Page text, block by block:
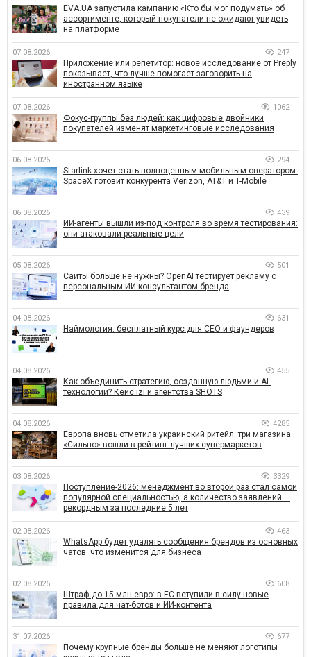
EVA.UA запустила кампанию «Кто бы мог подумать» об
ассортименте, который покупатели не ожидают увидеть
на платформе
07.08.2026 247
Приложение или репетитор: новое исследование от Preply
показывает, что лучше помогает заговорить на
иностранном языке
07.08.2026 1062
Фокус-группы без людей: как цифровые двойники
покупателей изменят маркетинговые исследования
06.08.2026 294
Starlink хочет стать полноценным мобильным оператором:
SpaceX готовит конкурента Verizon, AT&T и T-Mobile
06.08.2026 439
ИИ-агенты вышли из-под контроля во время тестирования:
они атаковали реальные цели
05.08.2026 501
Сайты больше не нужны? OpenAI тестирует рекламу с
персональным ИИ-консультантом бренда
04.08.2026 631
Наймология: бесплатный курс для CEO и фаундеров
04.08.2026 455
Как объединить стратегию, созданную людьми и AI-
технологии? Кейс izi и агентства SHOTS
04.08.2026 4285
Европа вновь отметила украинский ритейл: три магазина
«Сильпо» вошли в рейтинг лучших супермаркетов
03.08.2026 3329
Поступление-2026: менеджмент во второй раз стал самой
популярной специальностью, а количество заявлений —
рекордным за последние 5 лет
02.08.2026 463
WhatsApp будет удалять сообщения брендов из основных
чатов: что изменится для бизнеса
02.08.2026 608
Штраф до 15 млн евро: в ЕС вступили в силу новые
правила для чат-ботов и ИИ-контента
31.07.2026 677
Почему крупные бренды больше не меняют логотипы